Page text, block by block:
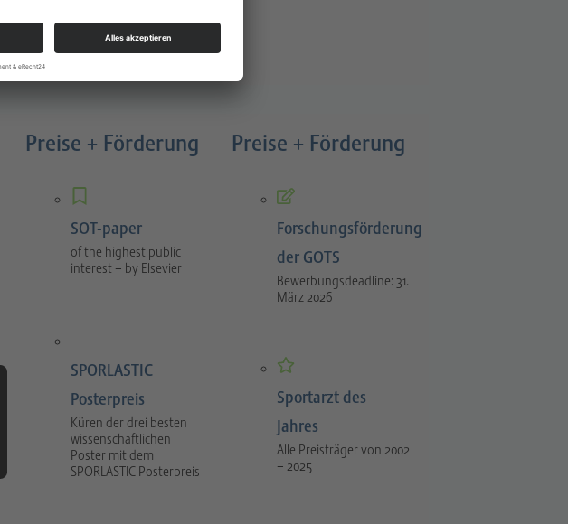
Preise + Förderung
SOT-paper
of the highest public
interest – by Elsevier
SPORLASTIC
Posterpreis
Küren der drei besten
wissenschaftlichen
Poster mit dem
SPORLASTIC Posterpreis
Preise + Förderung
Forschungsförderung
der GOTS
Bewerbungsdeadline: 31.
März 2026
Sportarzt des
Jahres
Alle Preisträger von 2002
– 2025